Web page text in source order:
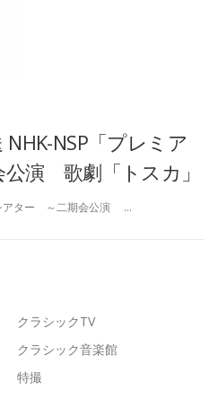
NSP「プレミア
演 歌劇「トスカ」
アター ～二期会公演 …
クラシックTV
クラシック音楽館
特撮